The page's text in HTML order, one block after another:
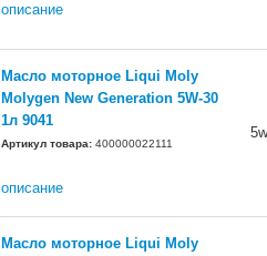
описание
Масло моторное Liqui Moly
Molygen New Generation 5W-30
1л 9041
Артикул товара: 400000022111
описание
Масло моторное Liqui Moly